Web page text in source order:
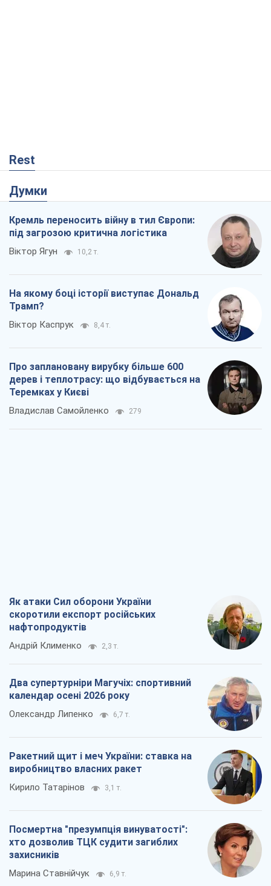
Rest
Думки
Кремль переносить війну в тил Європи:
під загрозою критична логістика
Віктор Ягун 10,2 т.
На якому боці історії виступає Дональд
Трамп?
Віктор Каспрук 8,4 т.
Про заплановану вирубку більше 600
дерев і теплотрасу: що відбувається на
Теремках у Києві
Владислав Самойленко 279
Як атаки Сил оборони України
скоротили експорт російських
нафтопродуктів
Андрій Клименко 2,3 т.
Два супертурніри Магучіх: спортивний
календар осені 2026 року
Олександр Липенко 6,7 т.
Ракетний щит і меч України: ставка на
виробництво власних ракет
Кирило Татарінов 3,1 т.
Посмертна "презумпція винуватості":
хто дозволив ТЦК судити загиблих
захисників
Марина Ставнійчук 6,9 т.